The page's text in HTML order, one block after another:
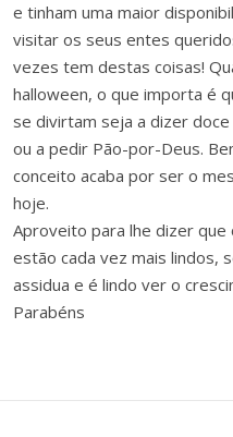
e tinham uma maior
visitar os seus entes
vezes tem destas coisas!
halloween, o que importa é
se divirtam seja a dizer
ou a pedir Pão-por-Deus.
conceito acaba por ser o
hoje.
Aproveito para lhe dizer que
estão cada vez mais lindos,
assidua e é lindo ver o
Parabéns